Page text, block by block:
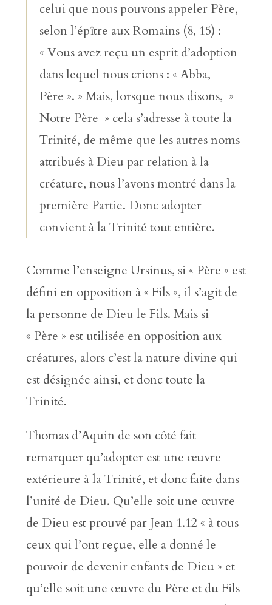
celui que nous pouvons appeler Père,
selon l’épître aux Romains (8, 15) :
« Vous avez reçu un esprit d’adoption
dans lequel nous crions : « Abba,
Père ». » Mais, lorsque nous disons, »
Notre Père » cela s’adresse à toute la
Trinité, de même que les autres noms
attribués à Dieu par relation à la
créature, nous l’avons montré dans la
première Partie. Donc adopter
convient à la Trinité tout entière.
Comme l’enseigne Ursinus, si « Père » est
défini en opposition à « Fils », il s’agit de
la personne de Dieu le Fils. Mais si
« Père » est utilisée en opposition aux
créatures, alors c’est la nature divine qui
est désignée ainsi, et donc toute la
Trinité.
Thomas d’Aquin de son côté fait
remarquer qu’adopter est une œuvre
extérieure à la Trinité, et donc faite dans
l’unité de Dieu. Qu’elle soit une œuvre
de Dieu est prouvé par Jean 1.12 « à tous
ceux qui l’ont reçue, elle a donné le
pouvoir de devenir enfants de Dieu » et
qu’elle soit une œuvre du Père et du Fils